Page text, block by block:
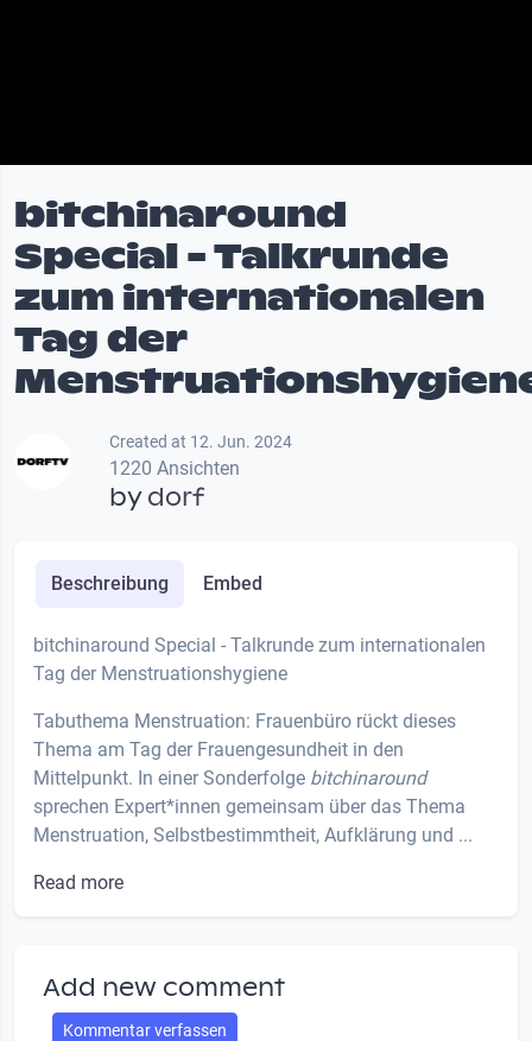
bitchinaround
Special - Talkrunde
zum internationalen
Tag der
Created at 12. Jun. 2024
1220 Ansichten
bydorf
Beschreibung Embed
bitchinaround Special - Talkrunde zum internationalen
Tag der Menstruationshygiene
Tabuthema Menstruation: Frauenbüro rückt dieses
Thema am Tag der Frauengesundheit in den
Mittelpunkt. In einer Sonderfolge bitchinaround
sprechen Expert*innen gemeinsam über das Thema
Menstruation, Selbstbestimmtheit, Aufklärung und ...
Read more
Add new comment
Kommentar verfassen